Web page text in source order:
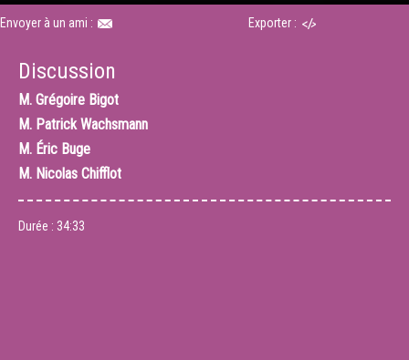
Envoyer à un ami : Exporter :
Discussion
M. Grégoire Bigot
M. Patrick Wachsmann
M. Éric Buge
M. Nicolas Chifflot
Durée : 34:33